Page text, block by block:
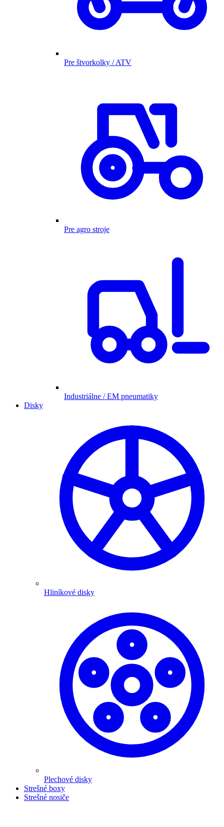
Pre štvorkolky / ATV
Pre agro stroje
Industriálne / EM pneumatiky
Disky
Hliníkové disky
Plechové disky
Strešné boxy
Strešné nosiče